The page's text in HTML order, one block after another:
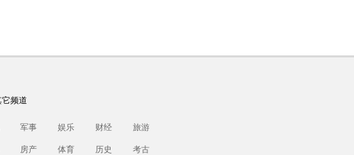
军事 娱乐 财经 旅游
房产 体育 历史 考古